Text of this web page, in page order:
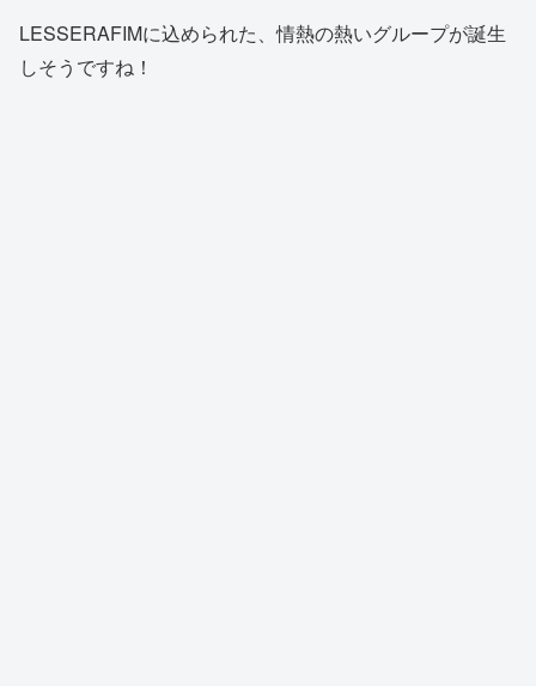
LESSERAFIMに込められた、情熱の熱いグループが誕生
しそうですね！